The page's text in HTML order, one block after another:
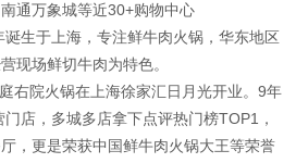
通万象城等近30+购物中心
于上海，专注鲜牛肉火锅，华东地区
现场鲜切牛肉为特色。
院火锅在上海徐家汇日月光开业。9年
店，多城多店拿下点评热门榜TOP1，
，更是荣获中国鲜牛肉火锅大王等荣誉